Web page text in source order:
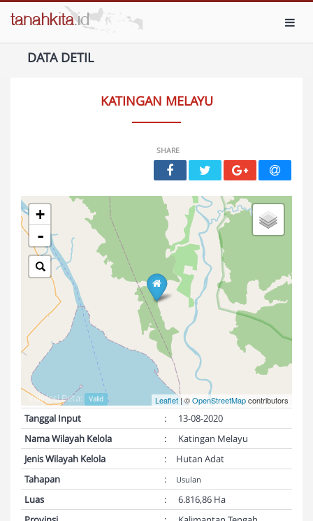
DATA DETIL
KATINGAN MELAYU
SHARE
+
-
Leaflet | ©OpenStreetMapcontributors
Validasi Peta: Valid
Tanggal Input :
13-08-2020
Nama Wilayah Kelola
:
Katingan Melayu
Jenis Wilayah Kelola
:
Hutan Adat
Tahapan
: Usulan
Luas :
6.816,86 Ha